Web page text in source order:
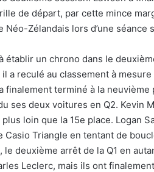
de départ, par cette mince
Zélandais lors d’une séance
établir un chrono dans le
a reculé au classement à
finalement terminé à la neuvième
ses deux voitures en Q2. Kevin
plus loin que la 15e place. Logan
Casio Triangle en tentant de
deuxième arrêt de la Q1 en
Leclerc, mais ils ont